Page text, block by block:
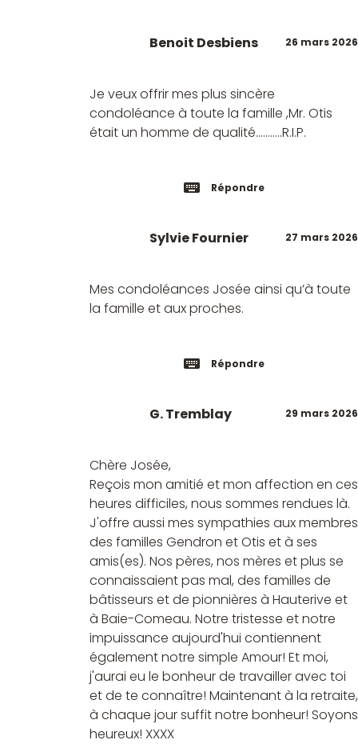
26 mars 2026
Benoit Desbiens
Je veux offrir mes plus sincère
condoléance à toute la famille ,Mr. Otis
était un homme de qualité...........R.I.P.
Répondre
27 mars 2026
Sylvie Fournier
Mes condoléances Josée ainsi qu’à toute
la famille et aux proches.
Répondre
29 mars 2026
G. Tremblay
Chère Josée,
Reçois mon amitié et mon affection en ces
heures difficiles, nous sommes rendues là.
J'offre aussi mes sympathies aux membres
des familles Gendron et Otis et à ses
amis(es). Nos pères, nos mères et plus se
connaissaient pas mal, des familles de
bâtisseurs et de pionnières à Hauterive et
à Baie-Comeau. Notre tristesse et notre
impuissance aujourd'hui contiennent
également notre simple Amour! Et moi,
j'aurai eu le bonheur de travailler avec toi
et de te connaître! Maintenant à la retraite,
à chaque jour suffit notre bonheur! Soyons
heureux! XXXX